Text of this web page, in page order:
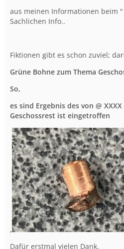
aus meinen Informationen beim
Sachlichen Info..
Fiktionen gibt es schon zuviel;
Grüne Bohne zum Thema
So,
es sind Ergebnis des von @
Geschossrest ist eingetroffen
,
Dafür erstmal vielen Dank.